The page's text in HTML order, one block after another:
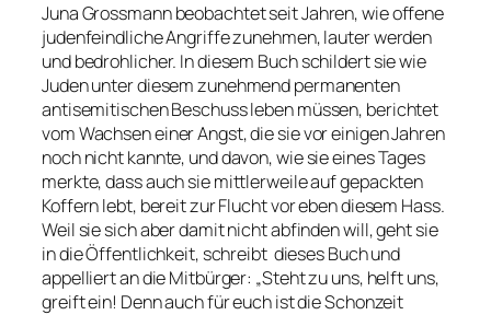
Juna Grossmann beobachtet seit Jahren, wie offene
judenfeindliche Angriffe zunehmen, lauter werden
und bedrohlicher. In diesem Buch schildert sie wie
Juden unter diesem zunehmend permanenten
antisemitischen Beschuss leben müssen, berichtet
vom Wachsen einer Angst, die sie vor einigen Jahren
noch nicht kannte, und davon, wie sie eines Tages
merkte, dass auch sie mittlerweile auf gepackten
Koffern lebt, bereit zur Flucht vor eben diesem Hass.
Weil sie sich aber damit nicht abfinden will, geht sie
in die Öffentlichkeit, schreibt dieses Buch und
appelliert an die Mitbürger: „Steht zu uns, helft uns,
greift ein! Denn auch für euch ist die Schonzeit